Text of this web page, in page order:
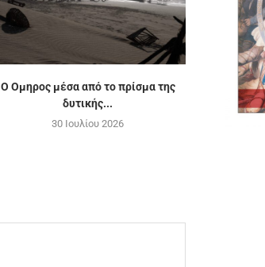
Ο Ομηρος μέσα από το πρίσμα της
δυτικής...
30 Ιουλίου 2026